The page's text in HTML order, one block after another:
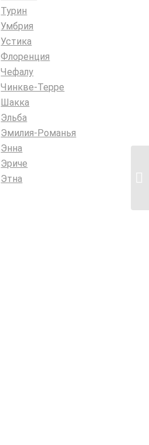
Турин
Умбрия
Устика
Флоренция
Чефалу
Чинкве-Терре
Шакка
Эльба
Эмилия-Романья
Энна
Эриче
Этна